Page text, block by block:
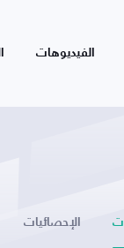
الفيديوهات
الإحصائيات